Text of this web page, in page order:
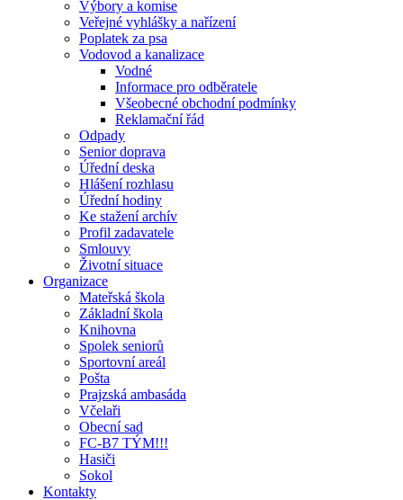
Výbory a komise
Veřejné vyhlášky a nařízení
Poplatek za psa
Vodovod a kanalizace
Vodné
Informace pro odběratele
Všeobecné obchodní podmínky
Reklamační řád
Odpady
Senior doprava
Úřední deska
Hlášení rozhlasu
Úřední hodiny
Ke stažení archív
Profil zadavatele
Smlouvy
Životní situace
Organizace
Mateřská škola
Základní škola
Knihovna
Spolek seniorů
Sportovní areál
Pošta
Prajzská ambasáda
Včelaři
Obecní sad
FC-B7 TÝM!!!
Hasiči
Sokol
Kontakty